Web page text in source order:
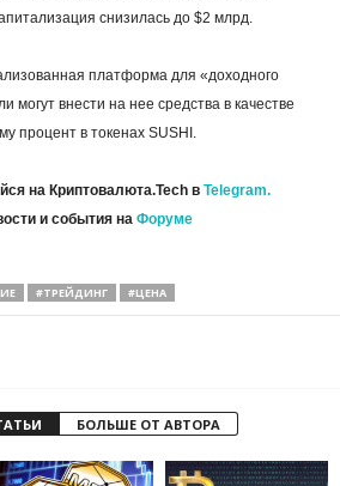
снизилась до $2 млрд.
платформа для «доходного
могут внести на нее средства в качестве
процент в токенах SUSHI.
на Криптовалюта.Tech в Telegram.
и события на Форуме
#ТРЕЙДИНГ #ЦЕНА
БОЛЬШЕ ОТ АВТОРА